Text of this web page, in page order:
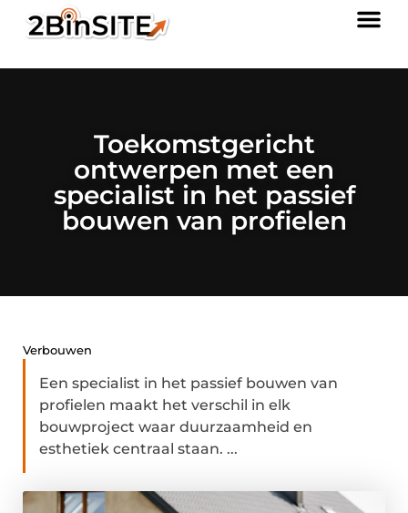
Toekomstgericht
ontwerpen met een
specialist in het passief
bouwen van profielen
Verbouwen
Een specialist in het passief bouwen van
profielen maakt het verschil in elk
bouwproject waar duurzaamheid en
esthetiek centraal staan. ...